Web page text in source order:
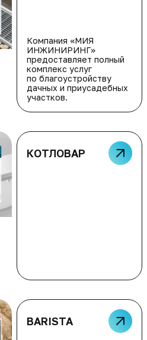
Компания «МИЯ
ИНЖИНИРИНГ»
предоставляет полный
комплекс услуг
по благоустройству
дачных и приусадебных
участков.
КОТЛОВАР
BARISTA